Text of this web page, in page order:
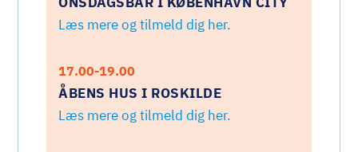
Læs mere og tilmeld dig her.
17.00-19.00
ÅBENS HUS I ROSKILDE
Læs mere og tilmeld dig her.